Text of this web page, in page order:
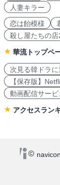
人妻キラー
恋は飴模様
殺し屋たちの店
華流トップペ
次見る韓ドラ
【保存版】
動画配信サー
アクセスラン